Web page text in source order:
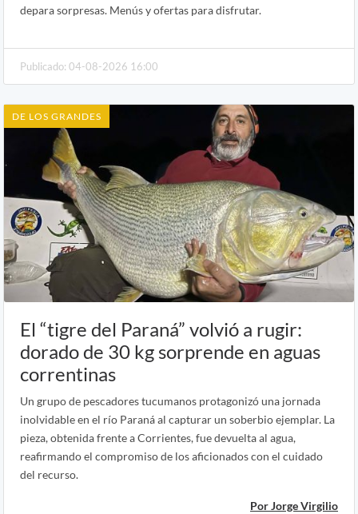
depara sorpresas. Menús y ofertas para disfrutar.
Publicado: 04-08-2026 16:00
DE LOS GRANDES
El “tigre del Paraná” volvió a rugir:
dorado de 30 kg sorprende en aguas
correntinas
Un grupo de pescadores tucumanos protagonizó una jornada
inolvidable en el río Paraná al capturar un soberbio ejemplar. La
pieza, obtenida frente a Corrientes, fue devuelta al agua,
reafirmando el compromiso de los aficionados con el cuidado
del recurso.
Por Jorge Virgilio